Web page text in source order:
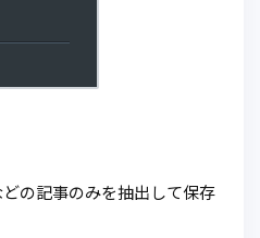
の記事のみを抽出して保存